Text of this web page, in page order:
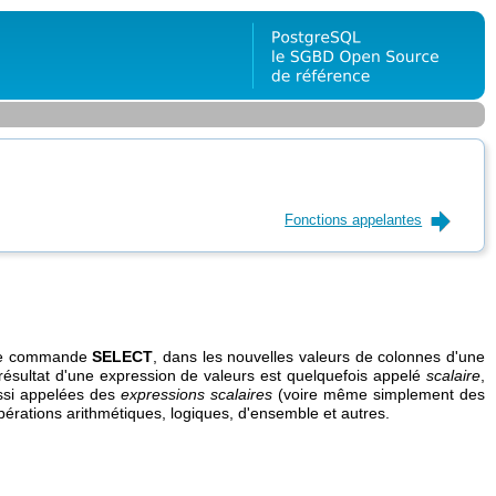
Fonctions appelantes
commandeSELECT , dans les nouvelles valeurs de colonnes d'une
d'une expression de valeurs est quelquefois appeléscalaire
appelées des expressions scalaires (voire même simplement des
arithmétiques, logiques, d'ensemble et autres.